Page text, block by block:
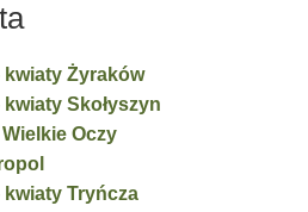
kwiaty Żyraków
Skołyszyn
Oczy
Tryńcza